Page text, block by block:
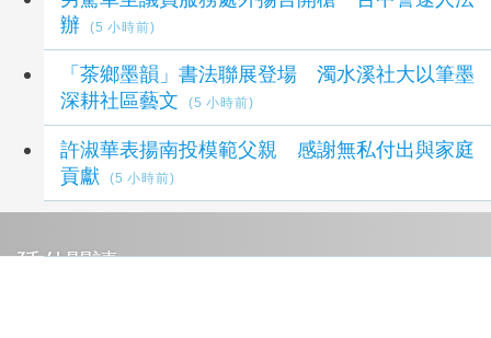
辦
(5 小時前)
「茶鄉墨韻」書法聯展登場 濁水溪社大以筆墨
深耕社區藝文
(5 小時前)
許淑華表揚南投模範父親 感謝無私付出與家庭
貢獻
(5 小時前)
延伸閱讀